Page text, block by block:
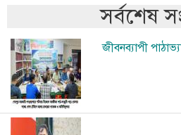
সর্বশেষ
Image জীবনব্যাপী
Image